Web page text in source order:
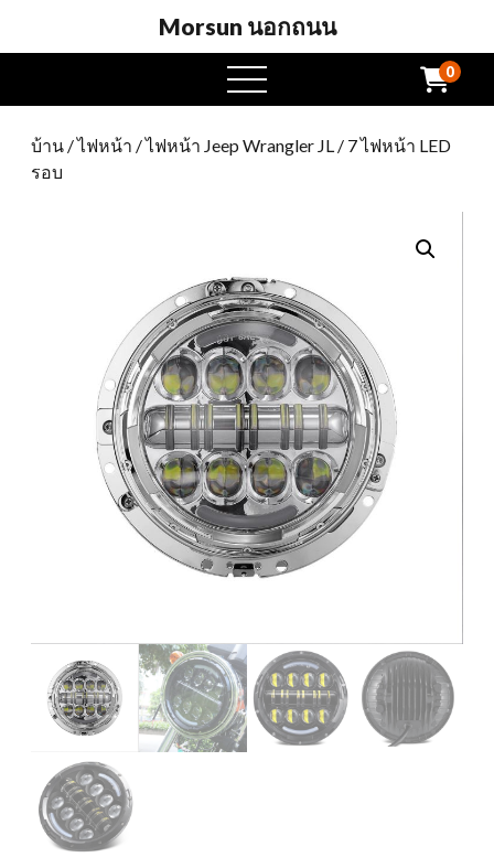
Morsun นอกถนน
เปิด
เมนู
0
บ้าน /ไฟหน้า /ไฟหน้า Jeep Wrangler JL / 7 ไฟหน้า LED
รอบ